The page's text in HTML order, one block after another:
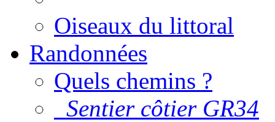
Oiseaux du littoral
Randonnées
Quels chemins ?
Sentier côtier GR34